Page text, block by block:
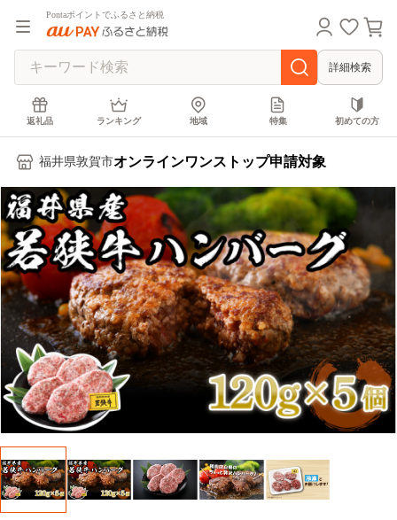
Pontaポイントでふるさと納税
詳細検索
返礼品 ランキング 地域 特集 初めての方
福井県敦賀市オンラインワンストップ申請対象